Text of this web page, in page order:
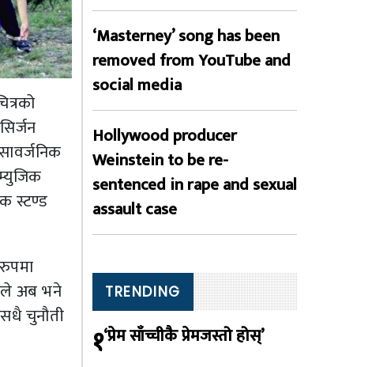
स्टण्ड
अब भने
चुनौती
‘Masterney’ song has been
removed from YouTube and
social media
Hollywood producer
Weinstein to be re-
sentenced in rape and sexual
assault case
TRENDING
१‘प्रेम साँच्चीकै प्रेमजस्तो होस्’